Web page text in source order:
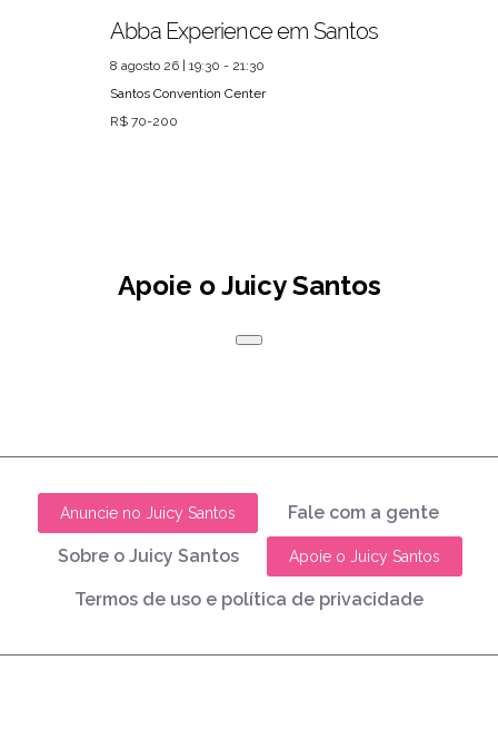
Abba Experience em Santos
8 agosto 26 | 19:30 - 21:30
Santos Convention Center
R$ 70-200
Apoie o Juicy Santos
Anuncie no Juicy Santos Fale com a gente
Sobre o Juicy Santos Apoie o Juicy Santos
Termos de uso e política de privacidade